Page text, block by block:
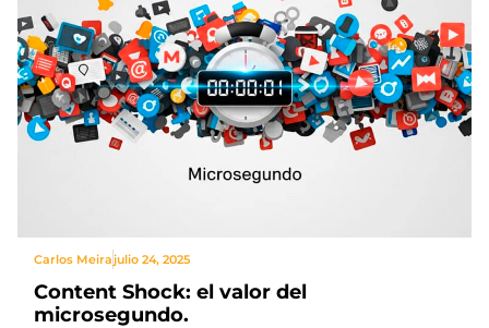
Carlos Meirajulio 24, 2025
Content Shock: el valor del
microsegundo.